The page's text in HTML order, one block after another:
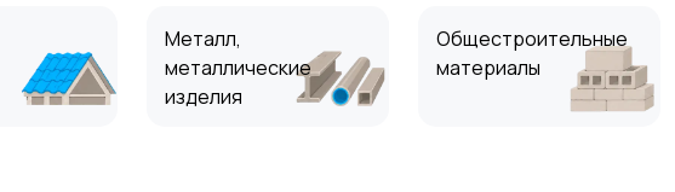
Металл,
металлические
изделия
Общестроительные
материалы